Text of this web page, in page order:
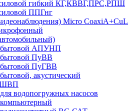
гибкий КГ,КВВГ,ПРС,РПШ
ППГнг
Micro CoaxiA+CuL
бытовой АПУНП
ПуВВ
ПуГВВ
акустический
водопогружных насосов